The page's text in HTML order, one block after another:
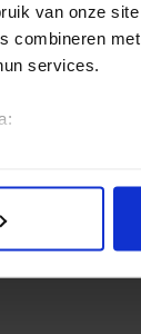
van onze
combineren
services.